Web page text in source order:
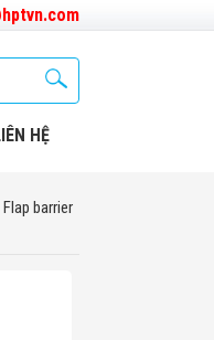
HỆ
barrier